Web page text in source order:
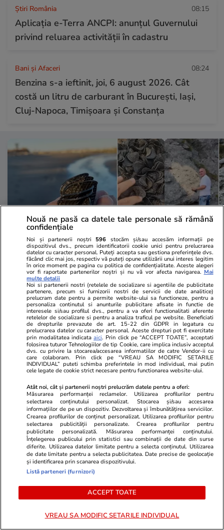
Știri România 08:15
Aplicația e-Terra ANCPI: anunțul Guvernului
privind reluarea activității în cadastru
Bani și Afaceri 08:24
Benzina s-a ieftinit, joi, 6 august 2026. Cât
costă un litru de carburant în București, Iași,
Cluj-Napoca, Timișoara și Constanța
Vacanțe și Cultură 05 aug.
Plajele de la Marea Adriatică,
acoperite de dischete negre din
plastic: „Sunt un simbol al poluării
care continuă să amenințe”
Vacanțe și
Un turist a
pe
de dragoste
Salvamont
reacționat
prostul
Ce este loud budgeting,
tendința financiară populară la
generația Z
Cum se scrie corect: bineînțeles
Nouă ne pasă ca datele tale personale să rămână
confidențiale
Noi și partenerii noștri 596 stocăm și/sau accesăm informații pe
dispozitivul dvs., precum identificatorii cookie unici pentru prelucrarea
datelor cu caracter personal. Puteți accepta sau gestiona preferințele dvs.
făcând clic mai jos, respectiv vă puteți opune utilizării unui interes legitim
în orice moment pe pagina cu politica de confidențialitate. Aceste alegeri
vor fi raportate partenerilor noștri și nu vă vor afecta navigarea. Mai
multe detalii
Noi si partenerii nostri (retelele de socializare si agentiile de publicitate
partenere, precum si furnizorii nostri de servicii de date analitice)
prelucram date pentru a permite website-ului sa functioneze, pentru a
personaliza continutul si anunturile publicitare afisate in functie de
interesele si/sau profilul dvs., pentru a va oferi functionalitati aferente
retelelor de socializare si pentru a analiza traficul pe website. Beneficiati
de drepturile prevazute de art. 15-22 din GDPR in legatura cu
prelucrarea datelor cu caracter personal. Aceste drepturi pot fi exercitate
prin modalitatea indicataaici. Prin click pe “ACCEPT TOATE”, acceptati
folosirea tuturor Tehnologiilor de tip Cookie, care implica inclusiv acceptul
dvs. cu privire la stocarea/accesarea informatiilor de catre Vendor-ii cu
care colaboram. Prin click pe “VREAU SA MODIFIC SETARILE
INDIVIDUAL” puteti schimba preferintele in mod individual, mai putin
cele legate de cookie strict necesare pentru functionarea website-ului.
Atât noi, cât și partenerii noștri prelucrăm datele pentru a oferi:
Măsurarea performanței reclamelor. Utilizarea profilurilor pentru
selectarea conținutului personalizat. Stocarea și/sau accesarea
informațiilor de pe un dispozitiv. Dezvoltarea și îmbunătățirea serviciilor.
Crearea profilurilor de conținut personalizat. Utilizarea profilurilor pentru
selectarea publicității personalizate. Crearea profilurilor pentru
publicitate personalizată. Măsurarea performanței conținutului.
Înțelegerea publicului prin statistici sau combinații de date din surse
diferite. Utilizarea datelor limitate pentru a selecta conținutul. Utilizarea
de date limitate pentru a selecta publicitatea. Date precise de geolocație
și identificarea prin scanarea dispozitivului.
Listă parteneri (furnizori)
ACCEPT TOATE
VREAU SA MODIFIC SETARILE INDIVIDUAL